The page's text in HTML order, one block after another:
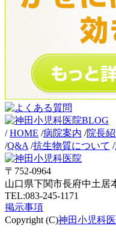
/HOME /病院案内 /院長
/Q&A /抗生物質について /
〒752-0964
山口県下関市長府中土居
TEL:083-245-1171
掲示事項
Copyright (C)神田小児科